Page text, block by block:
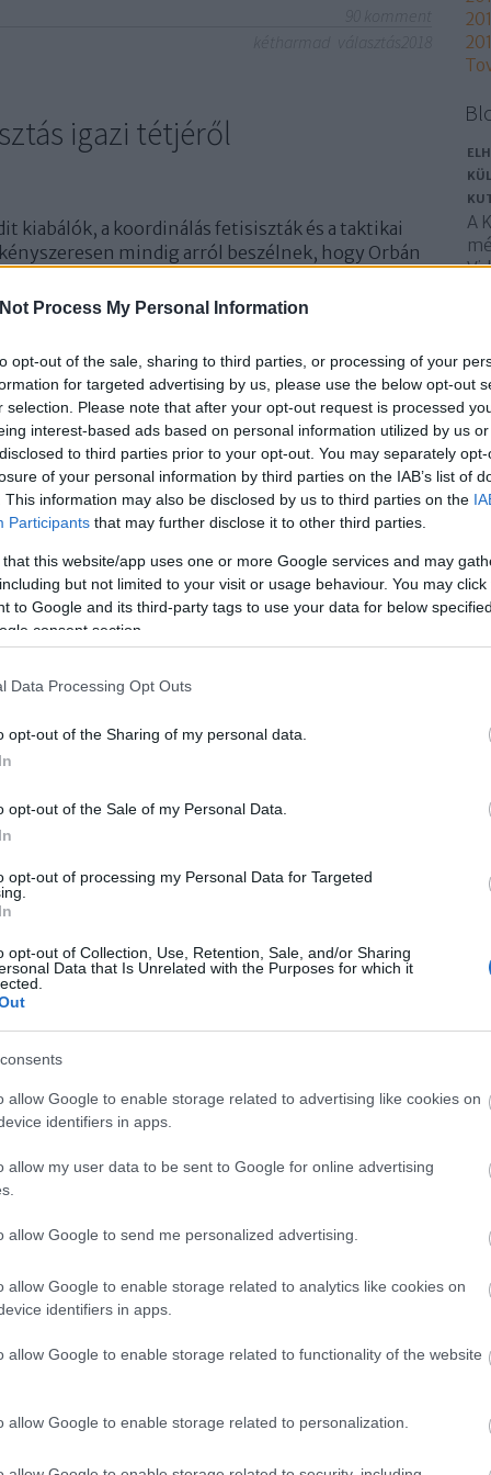
Process My Personal Information
opt-out of the sale, sharing to third parties, or processing of your
for targeted advertising by us, please use the below opt-out
selection. Please note that after your opt-out request is processed
interest-based ads based on personal information utilized by us
to third parties prior to your opt-out. You may separately
of your personal information by third parties on the IAB’s list of
This information may also be disclosed by us to third parties on the
Participants that may further disclose it to other third parties.
that this website/app uses one or more Google services and may
but not limited to your visit or usage behaviour. You may
to Google and its third-party tags to use your data for below
consent section.
Data Processing Opt Outs
opt-out of the Sharing of my personal data.
opt-out of the Sale of my Personal Data.
opt-out of processing my Personal Data for Targeted
opt-out of Collection, Use, Retention, Sale, and/or Sharing
Data that Is Unrelated with the Purposes for which it
allow Google to enable storage related to advertising like cookies on
identifiers in apps.
allow my user data to be sent to Google for online advertising
allow Google to send me personalized advertising.
allow Google to enable storage related to analytics like cookies on
identifiers in apps.
allow Google to enable storage related to functionality of the website
allow Google to enable storage related to personalization.
igazi tétjéről
kiabálók, a koordinálás fetisiszták és a taktikai
mindig arról beszélnek, hogy Orbán
a választási törvény belekényszeríti…
TOVÁBB
104komment
Jobbik LMP Momentum NER MKKP választás2018
nevetek felkerült Viktor
nagy fekete autó
ezekben a napokban a világ legkülönbözőbb
hogy páncélvonattal Pekingbe látogasson.
marad a száj, hiszen a saját rokonait is reggeli előtt
TOVÁBB
is a centrális erőtér
nem lehet koordinálni, amiből két dolog
hogy az LMP történelmi bűnt követ el, mert
a régi, de…
A
tu-
az
bér